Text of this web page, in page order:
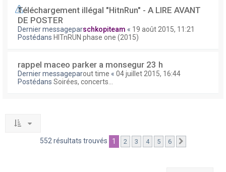
Téléchargement illégal "HitnRun" - A LIRE AVANT
DE POSTER
Dernier messageparschkopiteam « 19 août 2015, 11:21
Postédans HITnRUN phase one (2015)
rappel maceo parker a monsegur 23 h
Dernier messageparout time « 04 juillet 2015, 16:44
Postédans Soirées, concerts...
552 résultats trouvés 1 2 3 4 5 6